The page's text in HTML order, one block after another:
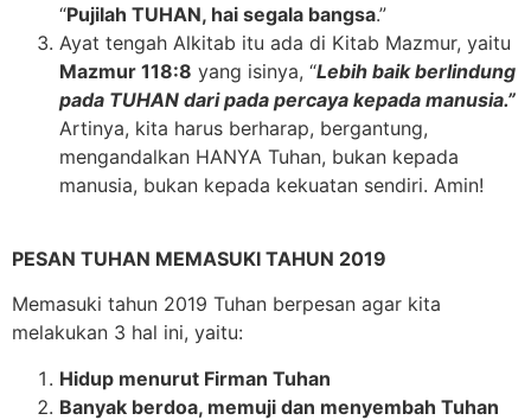
“Pujilah TUHAN, hai segala bangsa.”
Ayat tengah Alkitab itu ada di Kitab Mazmur, yaitu
Mazmur 118:8 yang isinya, “Lebih baik berlindung
pada TUHAN dari pada percaya kepada manusia.”
Artinya, kita harus berharap, bergantung,
mengandalkan HANYA Tuhan, bukan kepada
manusia, bukan kepada kekuatan sendiri. Amin!
PESAN TUHAN MEMASUKI TAHUN 2019
Memasuki tahun 2019 Tuhan berpesan agar kita
melakukan 3 hal ini, yaitu:
Hidup menurut Firman Tuhan
Banyak berdoa, memuji dan menyembah Tuhan